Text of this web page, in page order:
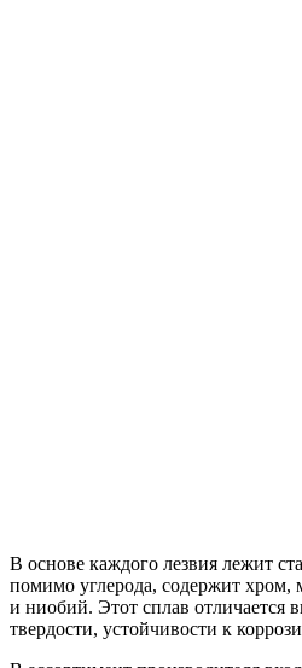
В основе каждого лезвия лежит
помимо углерода, содержит хром,
и ниобий. Этот сплав отличается
твердости, устойчивости к